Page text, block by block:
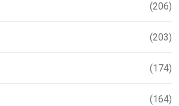
(206)
(203)
(174)
(164)